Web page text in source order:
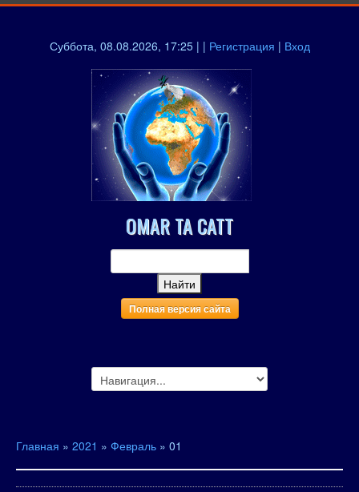
Суббота, 08.08.2026, 17:25 | | Регистрация | Вход
OMAR TA CATT
Полная версия сайта
Главная » 2021 » Февраль » 01